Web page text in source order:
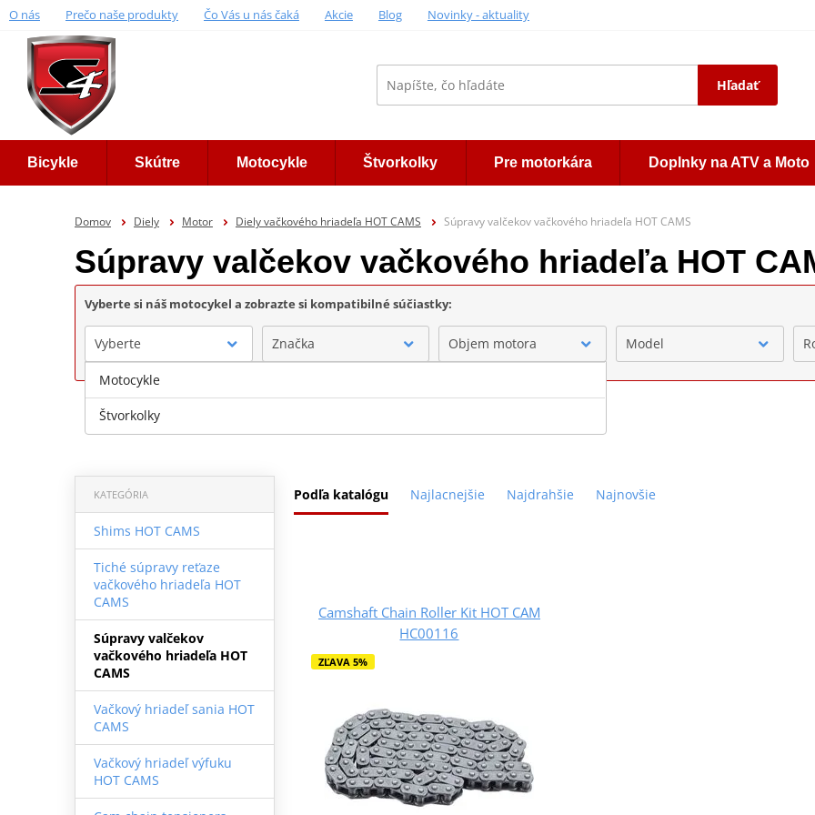
O nás Prečo naše produkty Čo Vás u nás čaká Akcie Blog Novinky - aktuality
Hľadať
Bicykle Skútre Motocykle Štvorkolky Pre motorkára Doplnky na ATV a Moto
Domov Diely Motor Diely vačkového hriadeľa HOT CAMS Súpravy valčekov vačkového hriadeľa HOT CAMS
Súpravy valčekov vačkového hriadeľa HOT
Vyberte si náš motocykel a zobrazte si kompatibilné súčiastky:
Vyberte Značka Objem motora Model
Podľa katalógu Najlacnejšie Najdrahšie Najnovšie
KATEGÓRIA
Shims HOT CAMS
Tiché súpravy reťaze
vačkového hriadeľa HOT
CAMS
Súpravy valčekov
vačkového hriadeľa HOT
CAMS
Vačkový hriadeľ sania HOT
CAMS
Vačkový hriadeľ výfuku
HOT CAMS
Camshaft Chain Roller Kit HOT CAM
HC00116
ZĽAVA 5%
Motocykle
Štvorkolky